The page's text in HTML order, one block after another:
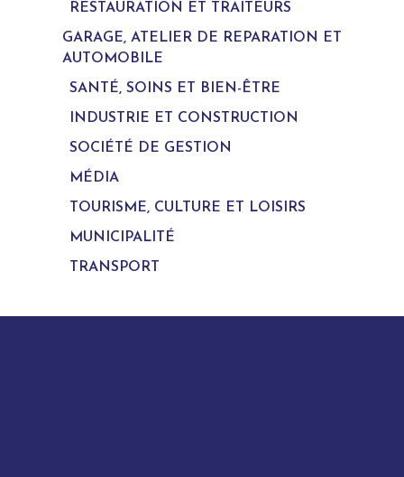
RESTAURATION ET TRAITEURS
GARAGE, ATELIER DE REPARATION ET
AUTOMOBILE
SANTÉ, SOINS ET BIEN-ÊTRE
INDUSTRIE ET CONSTRUCTION
SOCIÉTÉ DE GESTION
MÉDIA
TOURISME, CULTURE ET LOISIRS
MUNICIPALITÉ
TRANSPORT